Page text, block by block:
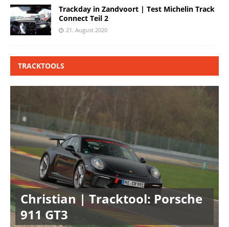
Trackday in Zandvoort | Test Michelin Track
Connect Teil 2
21. August 2020
TRACKTOOLS
Christian | Tracktool: Porsche
911 GT3